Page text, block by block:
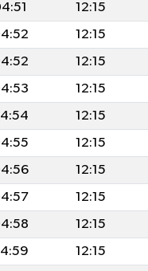
12:15
12:15
12:15
12:15
12:15
12:15
12:15
12:15
12:15
12:15